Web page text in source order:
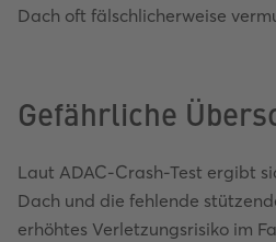
Dach oft fälschlicherweise
Gefährliche
Laut ADAC-Crash-Test ergibt
Dach und die fehlende
erhöhtes Verletzungsrisiko im